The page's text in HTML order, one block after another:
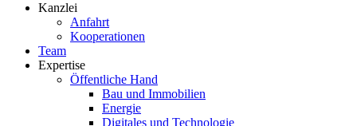
Kanzlei
Anfahrt
Kooperationen
Team
Expertise
Öffentliche Hand
Bau und Immobilien
Energie
Digitales und Technologie